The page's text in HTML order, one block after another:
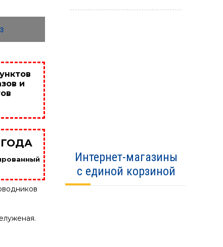
и
ГОДА
Интернет-магазины
с единой корзиной